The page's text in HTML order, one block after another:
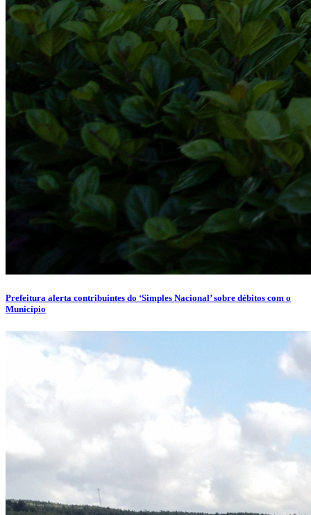
Prefeitura alerta contribuintes do ‘Simples Nacional’ sobre débitos com o
Município